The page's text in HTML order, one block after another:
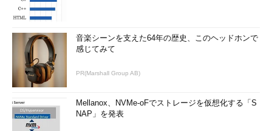
音楽シーンを支えた64年の歴史、このヘッドホンで
感じてみて
PR(Marshall Group AB)
Mellanox、NVMe-oFでストレージを仮想化する「S
NAP」を発表